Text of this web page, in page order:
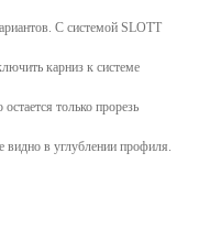
С системой SLOTT
карниз к системе
только прорезь
видно в углублении профиля.